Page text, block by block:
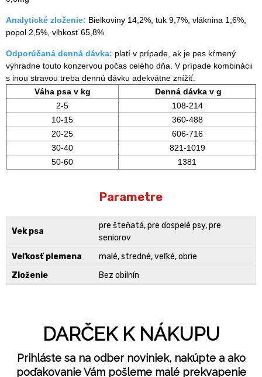
Analytické zloženie: Bielkoviny 14,2%, tuk 9,7%, vláknina 1,6%,
popol 2,5%, vlhkosť 65,8%
Odporúčaná denná dávka: platí v prípade, ak je pes kŕmený
výhradne touto konzervou počas celého dňa. V prípade kombinácii
s inou stravou treba dennú dávku adekvátne znížiť.
Váha psa v kg
Denná dávka v g
2-5
108-214
10-15
360-488
20-25
606-716
30-40
821-1019
50-60
1381
Parametre
Vek psa
pre šteňatá, pre dospelé psy, pre
seniorov
Veľkosť plemena
malé, stredné, veľké, obrie
Zloženie
Bez obilnín
DARČEK K NÁKUPU
Prihláste sa na odber noviniek, nakúpte a ako
poďakovanie Vám pošleme malé prekvapenie